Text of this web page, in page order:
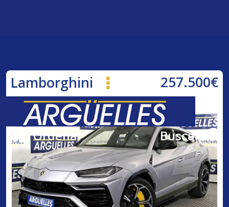
Ordenar Buscar
Lamborghini 257.500€
Urus 650cv AUT